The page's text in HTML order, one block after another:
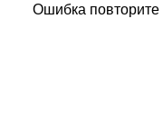
Ошибка повторите